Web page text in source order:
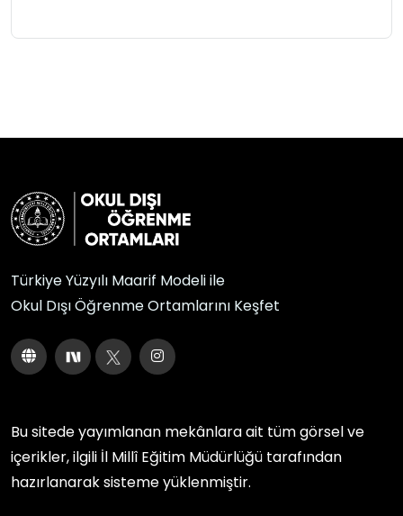
Türkiye Yüzyılı Maarif Modeli ile
Okul Dışı Öğrenme Ortamlarını Keşfet
Bu sitede yayımlanan mekânlara ait tüm görsel ve
içerikler, ilgili İl Millî Eğitim Müdürlüğü tarafından
hazırlanarak sisteme yüklenmiştir.